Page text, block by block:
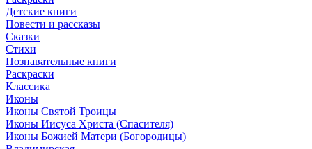
Детские книги
Повести и рассказы
Сказки
Стихи
Познавательные книги
Раскраски
Классика
Иконы
Иконы Святой Троицы
Иконы Иисуса Христа (Спасителя)
Иконы Божией Матери (Богородицы)